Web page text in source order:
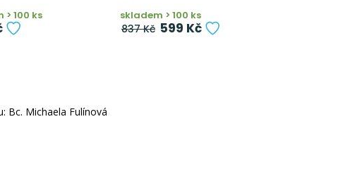
> 100 ks
skladem > 100 ks
837 Kč 599 Kč
Bc. Michaela Fulínová